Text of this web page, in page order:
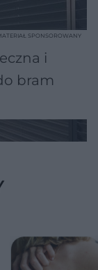
i
bram
SPONSOROWANY